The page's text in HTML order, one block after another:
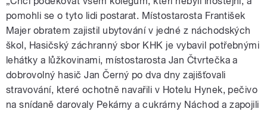
pomohli se o tyto lidi postarat. Místostarosta František
Majer obratem zajistil ubytování v jedné z náchodských
škol, Hasičský záchranný sbor KHK je vybavil potřebnými
lehátky a lůžkovinami, místostarosta Jan Čtvrtečka a
dobrovolný hasič Jan Černý po dva dny zajišťovali
stravování, které ochotně navařili v Hotelu Hynek, pečivo
na snídaně darovaly Pekárny a cukrárny Náchod a zapojili